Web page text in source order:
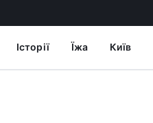
Історії Їжа Київ